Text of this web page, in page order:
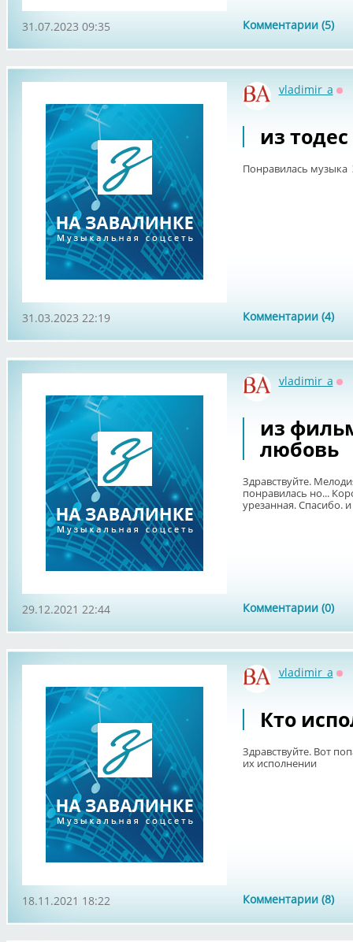
Комментарии (5)
31.07.2023 09:35
vladimir_a
из тодес
Понравилась музыка
Комментарии (4)
31.03.2023 22:19
vladimir_a
из
любовь
Здравствуйте.
понравилась но...
урезанная. Спасибо.
Комментарии (0)
29.12.2021 22:44
vladimir_a
Кто
Здравствуйте. Вот
их исполнении
Комментарии (8)
18.11.2021 18:22